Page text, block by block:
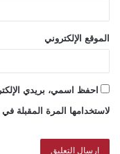
الموقع الإلكتروني
احفظ اسمي، بريدي
لاستخدامها المرة المقبلة